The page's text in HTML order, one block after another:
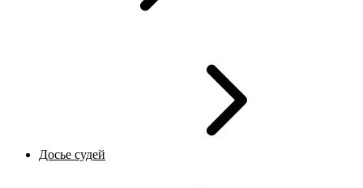
Досье судей